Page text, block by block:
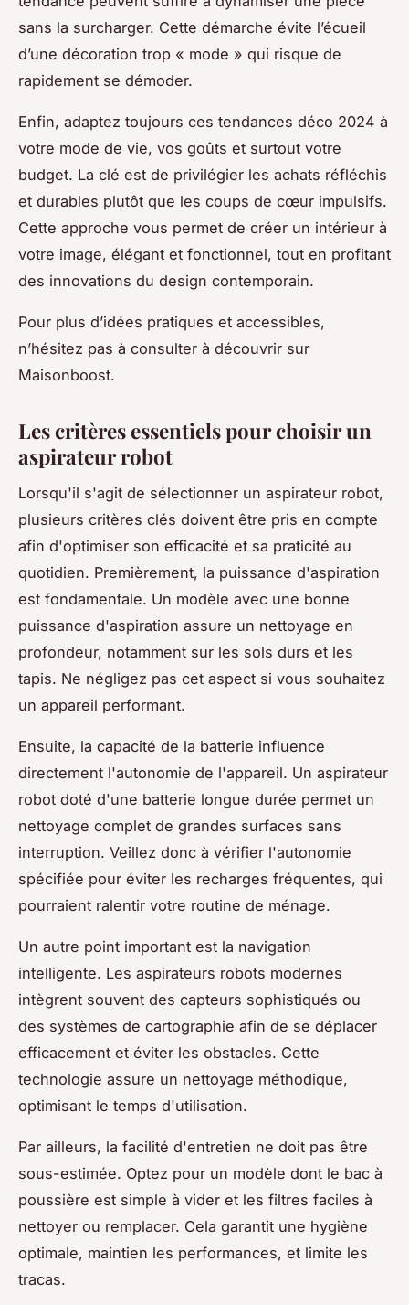
sans la surcharger. Cette démarche évite l’écueil
d’une décoration trop « mode » qui risque de
rapidement se démoder.
Enfin, adaptez toujours ces tendances déco 2024 à
votre mode de vie, vos goûts et surtout votre
budget. La clé est de privilégier les achats réfléchis
et durables plutôt que les coups de cœur impulsifs.
Cette approche vous permet de créer un intérieur à
votre image, élégant et fonctionnel, tout en profitant
des innovations du design contemporain.
Pour plus d’idées pratiques et accessibles,
n’hésitez pas à consulter à découvrir sur
Maisonboost.
Les critères essentiels pour choisir un
aspirateur robot
Lorsqu'il s'agit de sélectionner un aspirateur robot,
plusieurs critères clés doivent être pris en compte
afin d'optimiser son efficacité et sa praticité au
quotidien. Premièrement, la puissance d'aspiration
est fondamentale. Un modèle avec une bonne
puissance d'aspiration assure un nettoyage en
profondeur, notamment sur les sols durs et les
tapis. Ne négligez pas cet aspect si vous souhaitez
un appareil performant.
Ensuite, la capacité de la batterie influence
directement l'autonomie de l'appareil. Un aspirateur
robot doté d'une batterie longue durée permet un
nettoyage complet de grandes surfaces sans
interruption. Veillez donc à vérifier l'autonomie
spécifiée pour éviter les recharges fréquentes, qui
pourraient ralentir votre routine de ménage.
Un autre point important est la navigation
intelligente. Les aspirateurs robots modernes
intègrent souvent des capteurs sophistiqués ou
des systèmes de cartographie afin de se déplacer
efficacement et éviter les obstacles. Cette
technologie assure un nettoyage méthodique,
optimisant le temps d'utilisation.
Par ailleurs, la facilité d'entretien ne doit pas être
sous-estimée. Optez pour un modèle dont le bac à
poussière est simple à vider et les filtres faciles à
nettoyer ou remplacer. Cela garantit une hygiène
optimale, maintien les performances, et limite les
tracas.